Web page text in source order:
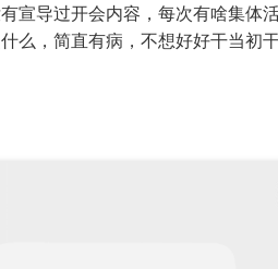
宣导过开会内容，每次有啥集体
么，简直有病，不想好好干当初